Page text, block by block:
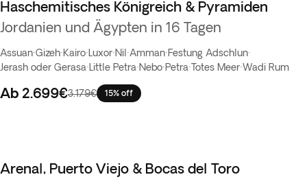
Haschemitisches Königreich & Pyramiden
Jordanien und Ägypten in 16 Tagen
Assuan·Gizeh·Kairo· Luxor·Nil ·Amman·Festung Adschlun·
Jerash oder Gerasa· Little Petra·Nebo·Petra·Totes Meer·Wadi Rum
Ab 2.699€3.179€ 15% off
Flash-Sale
Arenal, Puerto Viejo & Bocas del Toro